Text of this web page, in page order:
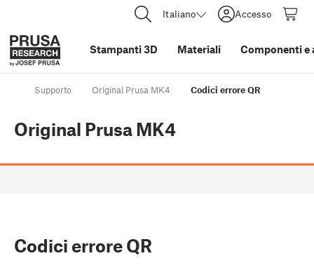
Italiano Accesso
Stampanti 3D Materiali Componenti e
Supporto Original Prusa MK4 Codici errore QR
Original Prusa MK4
Codici errore QR